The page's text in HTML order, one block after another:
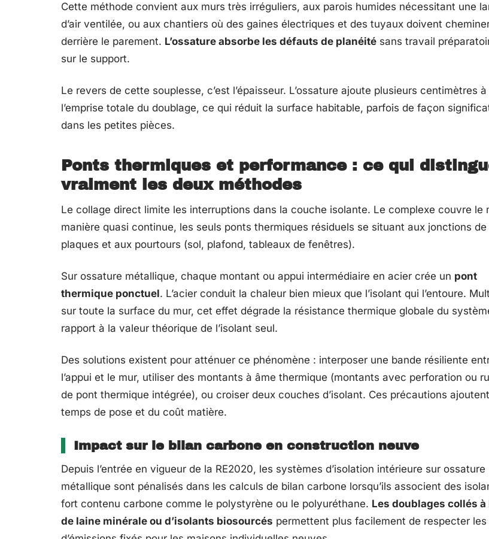
Cette méthode convient aux murs très irréguliers, aux parois humides nécessitant une
d’air ventilée, ou aux chantiers où des gaines électriques et des tuyaux doivent
derrière le parement. L’ossature absorbe les défauts de planéité sans travail
sur le support.
Le revers de cette souplesse, c’est l’épaisseur. L’ossature ajoute plusieurs centimètres à
l’emprise totale du doublage, ce qui réduit la surface habitable, parfois de façon
dans les petites pièces.
Ponts thermiques et performance : ce qui
vraiment les deux méthodes
Le collage direct limite les interruptions dans la couche isolante. Le complexe couvre le
manière quasi continue, les seuls ponts thermiques résiduels se situant aux jonctions de
plaques et aux pourtours (sol, plafond, tableaux de fenêtres).
Sur ossature métallique, chaque montant ou appui intermédiaire en acier crée un pont
thermique ponctuel. L’acier conduit la chaleur bien mieux que l’isolant qui l’entoure.
sur toute la surface du mur, cet effet dégrade la résistance thermique globale du
rapport à la valeur théorique de l’isolant seul.
Des solutions existent pour atténuer ce phénomène : interposer une bande résiliente
l’appui et le mur, utiliser des montants à âme thermique (montants avec perforation ou
de pont thermique intégrée), ou croiser deux couches d’isolant. Ces précautions
temps de pose et du coût matière.
Impact sur le bilan carbone en construction neuve
Depuis l’entrée en vigueur de la RE2020, les systèmes d’isolation intérieure sur ossature
métallique sont pénalisés dans les calculs de bilan carbone lorsqu’ils associent des
fort contenu carbone comme le polystyrène ou le polyuréthane. Les doublages collés à
de laine minérale ou d’isolants biosourcés permettent plus facilement de respecter les